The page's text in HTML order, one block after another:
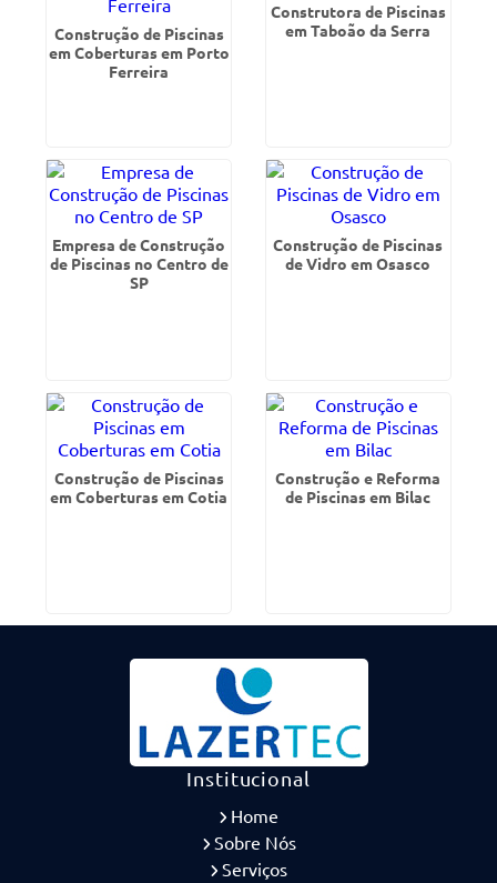
Construção de Piscinas
em Coberturas em Porto
Ferreira
Construtora de Piscinas
em Taboão da Serra
Empresa de Construção
de Piscinas no Centro de
SP
Construção de Piscinas
de Vidro em Osasco
Construção de Piscinas
em Coberturas em Cotia
Construção e Reforma
de Piscinas em Bilac
Institucional
Home
Sobre Nós
Serviços